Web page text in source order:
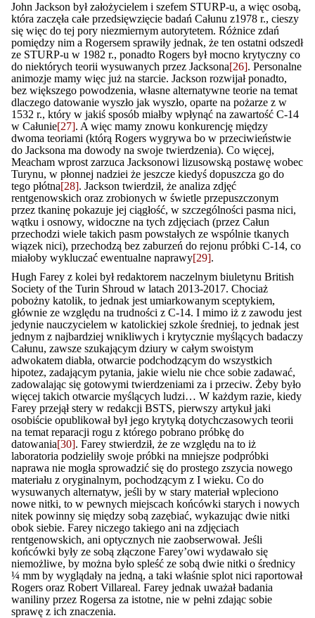
John Jackson był założycielem i szefem STURP-u, a więc osobą,
która zaczęła całe przedsięwzięcie badań Całunu z1978 r., cieszy
się więc do tej pory niezmiernym autorytetem. Różnice zdań
pomiędzy nim a Rogersem sprawiły jednak, że ten ostatni odszedł
ze STURP-u w 1982 r., ponadto Rogers był mocno krytyczny co
do niektórych teorii wysuwanych przez Jacksona[26]. Personalne
animozje mamy więc już na starcie. Jackson rozwijał ponadto,
bez większego powodzenia, własne alternatywne teorie na temat
dlaczego datowanie wyszło jak wyszło, oparte na pożarze z w
1532 r., który w jakiś sposób miałby wpłynąć na zawartość C-14
w Całunie[27]. A więc mamy znowu konkurencję między
dwoma teoriami (którą Rogers wygrywa bo w przeciwieństwie
do Jacksona ma dowody na swoje twierdzenia). Co więcej,
Meacham wprost zarzuca Jacksonowi lizusowską postawę wobec
Turynu, w płonnej nadziei że jeszcze kiedyś dopuszcza go do
tego płótna[28]. Jackson twierdził, że analiza zdjęć
rentgenowskich oraz zrobionych w świetle przepuszczonym
przez tkaninę pokazuje jej ciągłość, w szczególności pasma nici,
wątku i osnowy, widoczne na tych zdjęciach (przez Całun
przechodzi wiele takich pasm powstałych ze wspólnie tkanych
wiązek nici), przechodzą bez zaburzeń do rejonu próbki C-14, co
miałoby wykluczać ewentualne naprawy[29].
Hugh Farey z kolei był redaktorem naczelnym biuletynu British
Society of the Turin Shroud w latach 2013-2017. Chociaż
pobożny katolik, to jednak jest umiarkowanym sceptykiem,
głównie ze względu na trudności z C-14. I mimo iż z zawodu jest
jedynie nauczycielem w katolickiej szkole średniej, to jednak jest
jednym z najbardziej wnikliwych i krytycznie myślących badaczy
Całunu, zawsze szukającym dziury w całym swoistym
adwokatem diabła, otwarcie podchodzącym do wszystkich
hipotez, zadającym pytania, jakie wielu nie chce sobie zadawać,
zadowalając się gotowymi twierdzeniami za i przeciw. Żeby było
więcej takich otwarcie myślących ludzi… W każdym razie, kiedy
Farey przejął stery w redakcji BSTS, pierwszy artykuł jaki
osobiście opublikował był jego krytyką dotychczasowych teorii
na temat reparacji rogu z którego pobrano próbkę do
datowania[30]. Farey stwierdził, że ze względu na to iż
laboratoria podzieliły swoje próbki na mniejsze podpróbki
naprawa nie mogła sprowadzić się do prostego zszycia nowego
materiału z oryginalnym, pochodzącym z I wieku. Co do
wysuwanych alternatyw, jeśli by w stary materiał wpleciono
nowe nitki, to w pewnych miejscach końcówki starych i nowych
nitek powinny się między sobą zazębiać, wykazując dwie nitki
obok siebie. Farey niczego takiego ani na zdjęciach
rentgenowskich, ani optycznych nie zaobserwował. Jeśli
końcówki były ze sobą złączone Farey’owi wydawało się
niemożliwe, by można było spleść ze sobą dwie nitki o średnicy
¼ mm by wyglądały na jedną, a taki właśnie splot nici raportował
Rogers oraz Robert Villareal. Farey jednak uważał badania
waniliny przez Rogersa za istotne, nie w pełni zdając sobie
sprawę z ich znaczenia.